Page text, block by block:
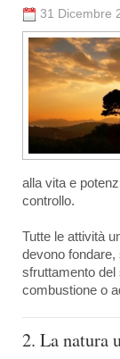
31 Dicembre
alla vita e
controllo.
Tutte le attività
devono fondare,
sfruttamento del
combustione o
2. La natura